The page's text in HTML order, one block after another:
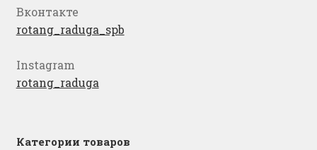
Вконтакте
rotang_raduga_spb
Instagram
rotang_raduga
Категории товаров